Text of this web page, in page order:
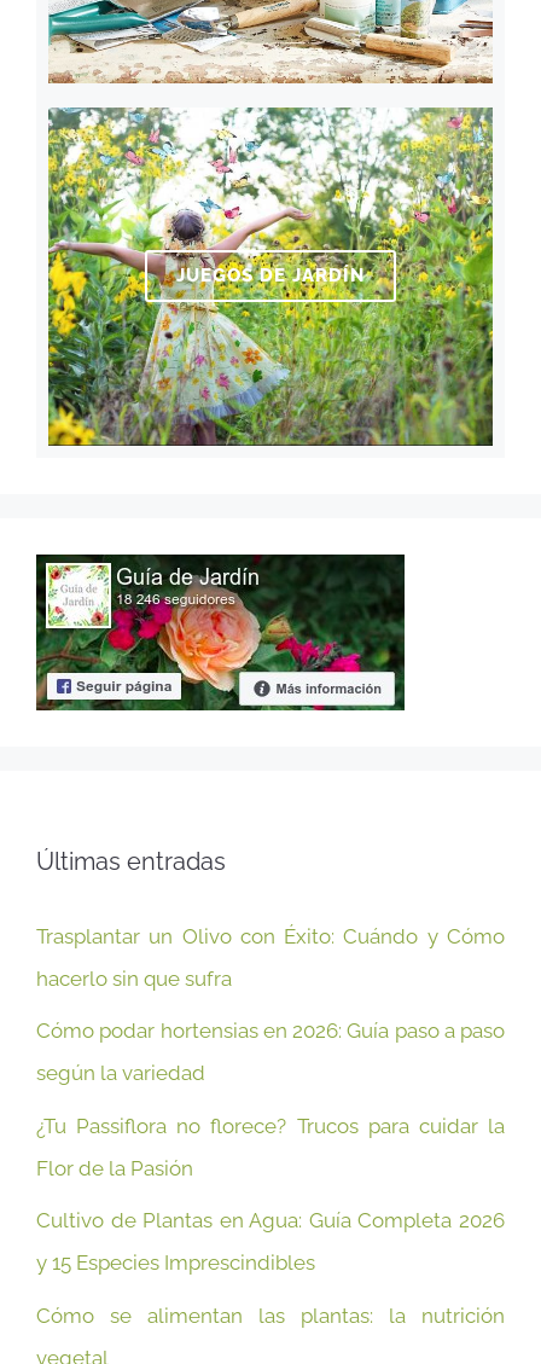
JUEGOS DE JARDÍN
Últimas entradas
Trasplantar un Olivo con Éxito: Cuándo y Cómo
hacerlo sin que sufra
Cómo podar hortensias en 2026: Guía paso a paso
según la variedad
¿Tu Passiflora no florece? Trucos para cuidar la
Flor de la Pasión
Cultivo de Plantas en Agua: Guía Completa 2026
y 15 Especies Imprescindibles
Cómo se alimentan las plantas: la nutrición
vegetal